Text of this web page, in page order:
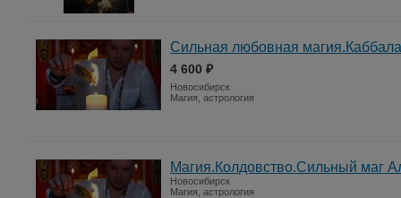
Сильная любовная
4 600 ₽
Новосибирск
Магия, астрология
Магия.Колдовство.Сильный маг
Новосибирск
Магия, астрология